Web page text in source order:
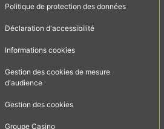
Politique de protection des données
Déclaration d'accessibilité
Informations cookies
Gestion des cookies de mesure
d'audience
Gestion des cookies
Groupe Casino